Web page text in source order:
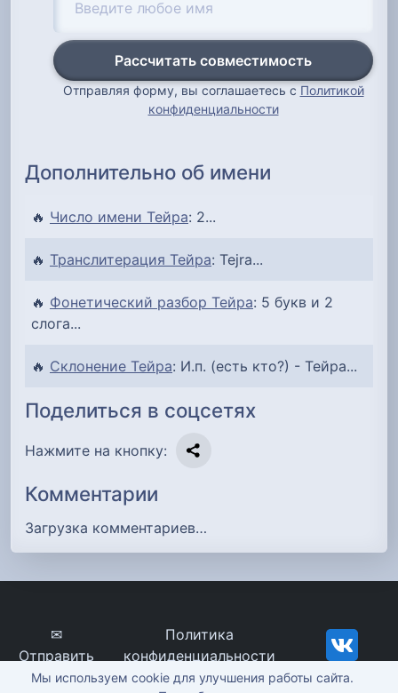
Рассчитать совместимость
Отправляя форму, вы соглашаетесь с Политикой
конфиденциальности
Дополнительно об имени
🔥 Число имени Тейра: 2...
🔥 Транслитерация Тейра: Tejra...
🔥 Фонетический разбор Тейра: 5 букв и 2
слога...
🔥 Склонение Тейра: И.п. (есть кто?) - Тейра...
Поделиться в соцсетях
Нажмите на кнопку:
Комментарии
Загрузка комментариев…
✉
Отправить
сообщение
Политика
конфиденциальности
imena-znachenie.ru, ©
Мы используем cookie для улучшения работы сайта.